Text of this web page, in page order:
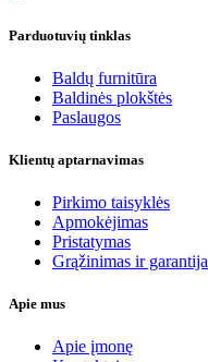
Parduotuvių tinklas
Baldų furnitūra
Baldinės plokštės
Paslaugos
Klientų aptarnavimas
Pirkimo taisyklės
Apmokėjimas
Pristatymas
Grąžinimas ir garantija
Apie mus
Apie įmonę